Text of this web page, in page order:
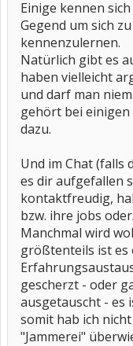
Einige kennen
Gegend um sich
kennenzulernen.
Natürlich gibt es
haben vielleicht
und darf man
gehört bei
dazu.
Und im Chat (falls
es dir aufgefallen
kontaktfreudig,
bzw. ihre jobs
Manchmal wird
größtenteils ist
gescherzt - oder
ausgetauscht - es
somit hab ich
"Jammerei"